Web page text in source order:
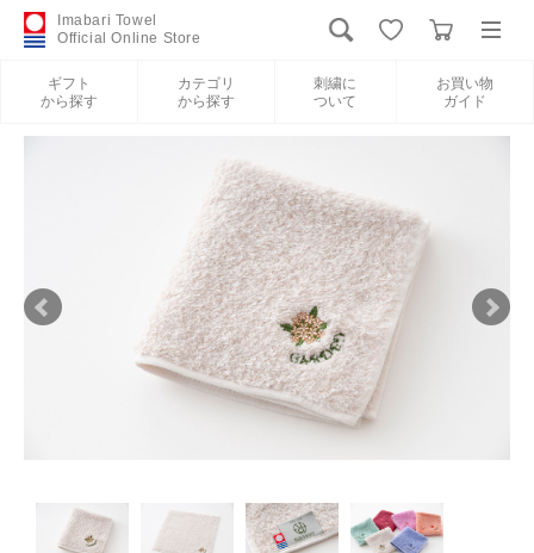
Imabari Towel
Official Online Store
ギフト
から探す
カテゴリ
から探す
刺繍に
ついて
お買い物
ガイド
新規会員登録